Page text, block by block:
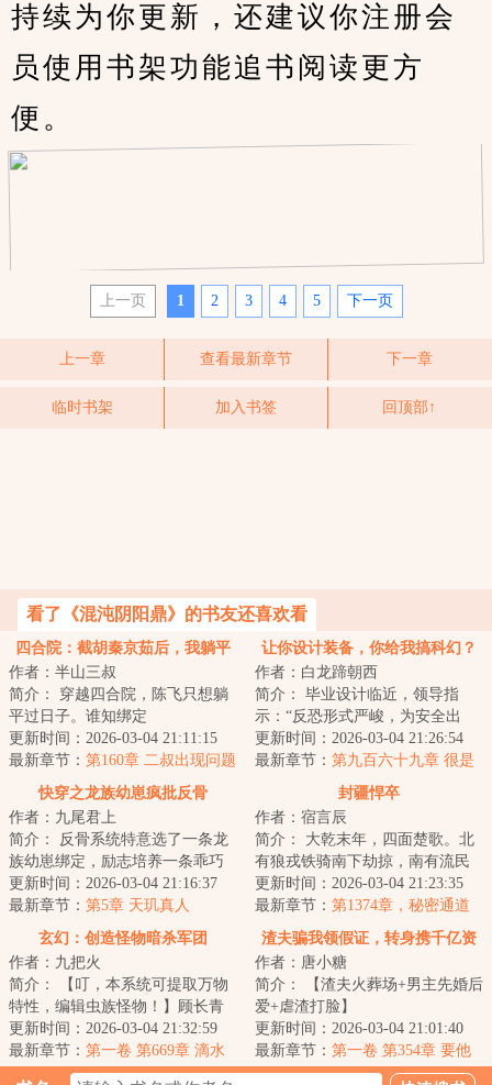
持续为你更新，还建议你注册会
员使用书架功能追书阅读更方
便。
上一页 1 2 3 4 5 下一页
上一章 查看最新章节 下一章
临时书架 加入书签 回顶部↑
看了《混沌阴阳鼎》的书友还喜欢看
四合院：截胡秦京茹后，我躺平
了
作者：半山三叔
简介： 穿越四合院，陈飞只想躺
平过日子。谁知绑定
“躺平人生系统”...
更新时间：2026-03-04 21:11:15
最新章节： 第160章 二叔出现问题
让你设计装备，你给我搞科幻？
作者：白龙蹄朝西
简介： 毕业设计临近，领导指
示：“反恐形式严峻，为安全出
发，设计一款防御性武器！”展示
会上，...
更新时间：2026-03-04 21:26:54
最新章节： 第九百六十九章 很是
快穿之龙族幼崽疯批反骨
作者：九尾君上
简介： 反骨系统特意选了一条龙
族幼崽绑定，励志培养一条乖巧
听话的小棉袄，为祂疯，为祂
狂，为祂...
更新时间：2026-03-04 21:16:37
最新章节： 第5章 天玑真人
封疆悍卒
作者：宿言辰
简介： 大乾末年，四面楚歌。北
有狼戎铁骑南下劫掠，南有流民
四起匪盗横行。
...
更新时间：2026-03-04 21:23:35
最新章节： 第1374章，秘密通道
玄幻：创造怪物暗杀军团
作者：九把火
简介： 【叮，本系统可提取万物
特性，编辑虫族怪物！】顾长青
穿越玄幻世界，意外激活虫族编
辑系统...
更新时间：2026-03-04 21:32:59
最新章节： 第一卷 第669章 滴水
渣夫骗我领假证，转身携千亿资
产嫁权少
作者：唐小糖
简介： 【渣夫火葬场+男主先婚后
爱+虐渣打脸】
结婚两年，江染补办...
更新时间：2026-03-04 21:01:40
最新章节： 第一卷 第354章 要他
们千百倍的还回来